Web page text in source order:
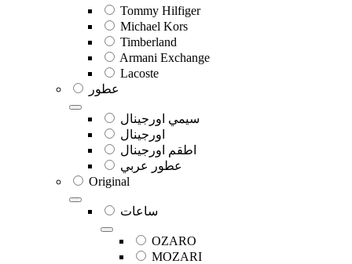
Tommy Hilfiger
Michael Kors
Timberland
Armani Exchange
Lacoste
عطور
سيمي اورجينال
اورجينال
اطقم اورجينال
عطور عربي
Original
ساعات
OZARO
MOZARI